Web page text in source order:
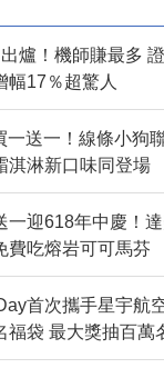
爐！機師賺最多
幅17％超驚人
一送一！線條小狗
淇淋新口味同登場
一迎618年中慶！
費吃熔岩可可馬芬
首次攜手星宇航
福袋 最大獎抽百萬